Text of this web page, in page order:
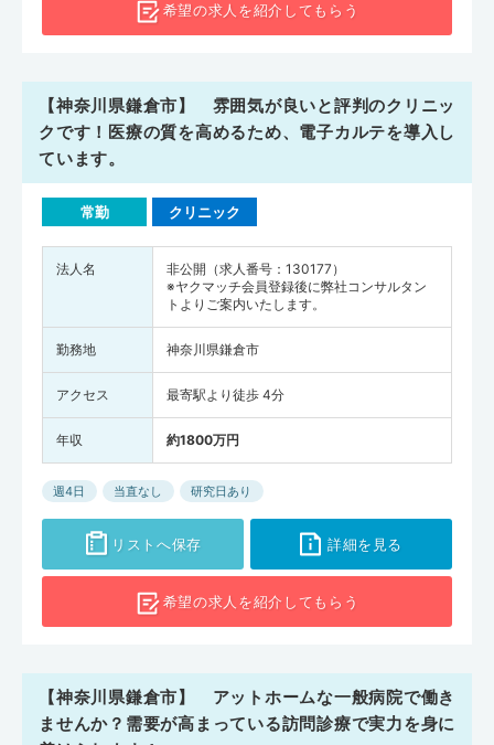
希望の求人を紹介してもらう
【神奈川県鎌倉市】 雰囲気が良いと評判のクリニッ
クです！医療の質を高めるため、電子カルテを導入し
ています。
常勤 クリニック
法人名
非公開（求人番号：130177）
※ヤクマッチ会員登録後に弊社コンサルタン
トよりご案内いたします。
勤務地 神奈川県鎌倉市
アクセス 最寄駅より徒歩 4分
年収 約1800万円
週4日 当直なし 研究日あり
リストへ保存 詳細を見る
希望の求人を紹介してもらう
【神奈川県鎌倉市】 アットホームな一般病院で働き
ませんか？需要が高まっている訪問診療で実力を身に